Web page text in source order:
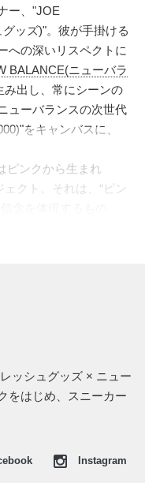
ー、"JOE
ッズ)"。彼が手掛ける
への深いリスペクトに
BALANCE(ニューバラ
出し、常にシーンの
ューバランスの次世代
をキャンバスに、
ピンクから生まれ
クト。それは、“ピン
ツールを駆使して作
で、単色ながらも豊か
ールユニットも同様に
ッドが未来的なムード
ある両者のロゴが刻ま
ッシュグッズ × ニュー
をはじめ、スニーカー
Instagram